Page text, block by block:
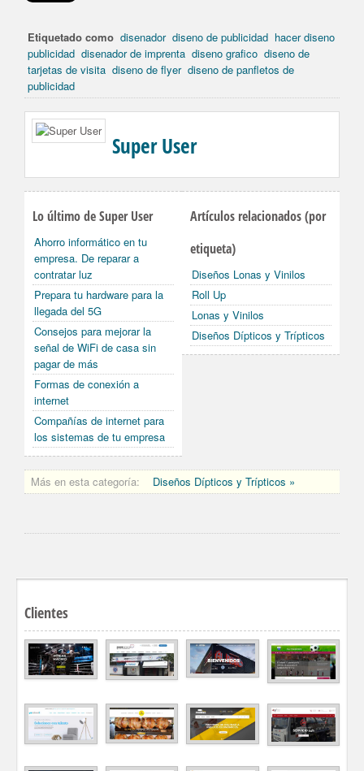
Etiquetado como disenador diseno de publicidad hacer diseno
publicidad disenador de imprenta diseno grafico diseno de
tarjetas de visita diseno de flyer diseno de panfletos de
publicidad
Super User
Lo último de Super User
Ahorro informático en tu
empresa. De reparar a
contratar luz
Prepara tu hardware para la
llegada del 5G
Consejos para mejorar la
señal de WiFi de casa sin
pagar de más
Formas de conexión a
internet
Compañías de internet para
los sistemas de tu empresa
Artículos relacionados (por
etiqueta)
Diseños Lonas y Vinilos
Roll Up
Lonas y Vinilos
Diseños Dípticos y Trípticos
Más en esta categoría: Diseños Dípticos y Trípticos »
Clientes